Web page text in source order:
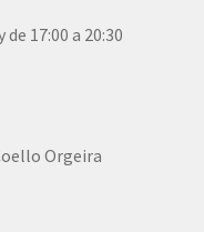
de 17:00 a 20:30
Orgeira